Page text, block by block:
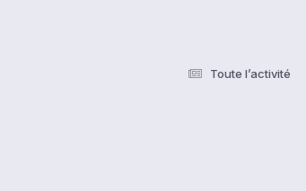
Toute l’activité